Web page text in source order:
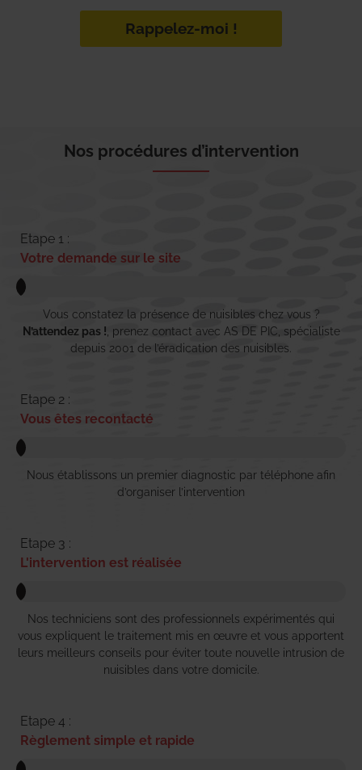
Rappelez-moi !
Nos procédures d’intervention
Etape 1 :
Votre demande sur le site
Vous constatez la présence de nuisibles chez vous ?
N’attendez pas ! , prenez contact avec AS DE PIC, spécialiste
depuis 2001 de l’éradication des nuisibles.
Etape 2 :
Vous êtes recontacté
Nous établissons un premier diagnostic par téléphone afin
d’organiser l’intervention
Etape 3 :
L'intervention est réalisée
Nos techniciens sont des professionnels expérimentés qui
vous expliquent le traitement mis en œuvre et vous apportent
leurs meilleurs conseils pour éviter toute nouvelle intrusion de
nuisibles dans votre domicile.
Etape 4 :
Règlement simple et rapide